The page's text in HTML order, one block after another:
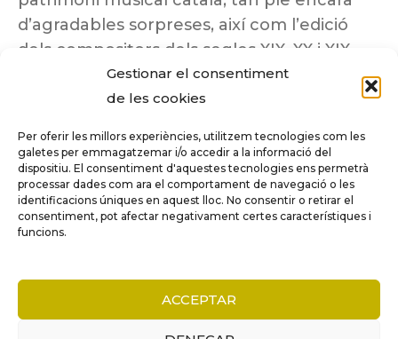
Gestionar el consentiment
de les cookies
Per oferir les millors experiències, utilitzem tecnologies com les
galetes per emmagatzemar i/o accedir a la informació del
dispositiu. El consentiment d'aquestes tecnologies ens permetrà
processar dades com ara el comportament de navegació o les
identificacions úniques en aquest lloc. No consentir o retirar el
consentiment, pot afectar negativament certes característiques i
funcions.
ACCEPTAR
d’agradables sorpreses, així com l’edició
dels compositors dels segles XIX, XX i XIX
insuficientment coneguts.
Tots els drets reservats a ©Columna
Música.
COMPARE (0)